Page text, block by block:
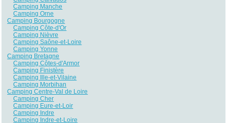
Camping Manche
Camping Orne
Camping Bourgogne
Camping Côte-d'Or
Camping Nièvre
Camping Saône-et-Loire
Camping Yonne
Camping Bretagne
Camping Côtes-d'Armor
Camping Finistère
Camping Ille-et-Vilaine
Camping Morbihan
Camping Centre-Val de Loire
Camping Cher
Camping Eure-et-Loir
Camping Indre
Camping Indre-et-Loire